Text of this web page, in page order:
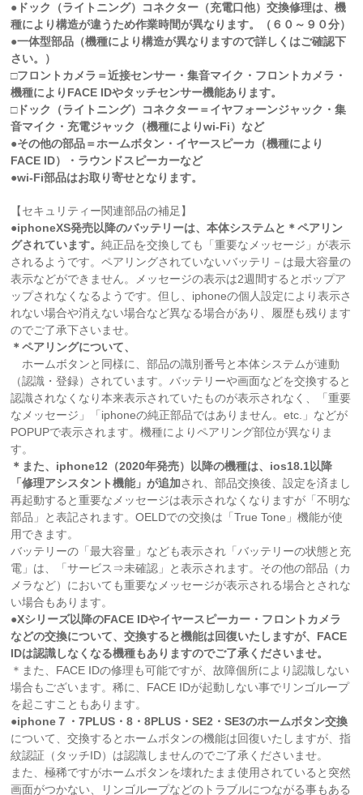
●ドック（ライトニング）コネクター（充電口他）交換修理は、機
種により構造が違うため作業時間が異なります。（６０～９０分）
●一体型部品（機種により構造が異なりますので詳しくはご確認下
さい。）
□フロントカメラ＝近接センサー・集音マイク・フロントカメラ・
機種によりFACE IDやタッチセンサー機能あります。
□ドック（ライトニング）コネクター＝イヤフォーンジャック・集
音マイク・充電ジャック（機種によりwi-Fi）など
●その他の部品＝ホームボタン・イヤースピーカ（機種により
FACE ID）・ラウンドスピーカーなど
●wi-Fi部品はお取り寄せとなります。
【セキュリティー関連部品の補足】
●iphoneXS発売以降のバッテリーは、本体システムと＊ペアリン
グされています。純正品を交換しても「重要なメッセージ」が表示
されるようです。ペアリングされていないバッテリ－は最大容量の
表示などができません。メッセージの表示は2週間するとポップア
ップされなくなるようです。但し、iphoneの個人設定により表示さ
れない場合や消えない場合など異なる場合があり、履歴も残ります
のでご了承下さいませ。
＊ペアリングについて、
ホームボタンと同様に、部品の識別番号と本体システムが連動
（認識・登録）されています。バッテリーや画面などを交換すると
認識されなくなり本来表示されていたものが表示されなく、「重要
なメッセージ」「iphoneの純正部品ではありません。etc.」などが
POPUPで表示されます。機種によりペアリング部位が異なりま
す。
＊また、iphone12（2020年発売）以降の機種は、ios18.1以降
「修理アシスタント機能」が追加され、部品交換後、設定を済まし
再起動すると重要なメッセージは表示されなくなりますが「不明な
部品」と表記されます。OELDでの交換は「True Tone」機能が使
用できます。
バッテリーの「最大容量」なども表示され「バッテリーの状態と充
電」は、「サービス⇒未確認」と表示されます。その他の部品（カ
メラなど）においても重要なメッセージが表示される場合とされな
い場合もあります。
●Xシリーズ以降のFACE IDやイヤースピーカー・フロントカメラ
などの交換について、交換すると機能は回復いたしますが、FACE
IDは認識しなくなる機種もありますのでご了承くださいませ。
＊また、FACE IDの修理も可能ですが、故障個所により認識しない
場合もございます。稀に、FACE IDが起動しない事でリンゴループ
を起こすこともあります。
●iphone７・7PLUS・8・8PLUS・SE2・SE3のホームボタン交換
について、交換するとホームボタンの機能は回復いたしますが、指
紋認証（タッチID）は認識しませんのでご了承くださいませ。
また、極稀ですがホームボタンを壊れたまま使用されていると突然
画面がつかない、リンゴループなどのトラブルにつながる事もある